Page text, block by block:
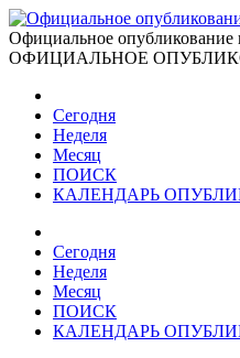
Официальное опубликование
ОФИЦИАЛЬНОЕ
Сегодня
Неделя
Месяц
ПОИСК
КАЛЕНДАРЬ
Сегодня
Неделя
Месяц
ПОИСК
КАЛЕНДАРЬ